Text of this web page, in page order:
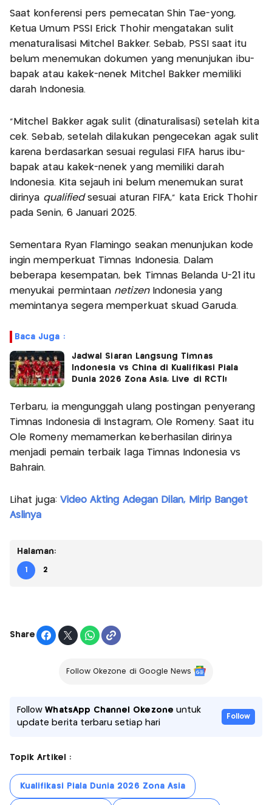
Saat konferensi pers pemecatan Shin Tae-yong,
Ketua Umum PSSI Erick Thohir mengatakan sulit
menaturalisasi Mitchel Bakker. Sebab, PSSI saat itu
belum menemukan dokumen yang menunjukan ibu-
bapak atau kakek-nenek Mitchel Bakker memiliki
darah Indonesia.
“Mitchel Bakker agak sulit (dinaturalisasi) setelah kita
cek. Sebab, setelah dilakukan pengecekan agak sulit
karena berdasarkan sesuai regulasi FIFA harus ibu-
bapak atau kakek-nenek yang memiliki darah
Indonesia. Kita sejauh ini belum menemukan surat
dirinya qualifiedsesuai aturan FIFA,” kata Erick Thohir
pada Senin, 6 Januari 2025.
Sementara Ryan Flamingo seakan menunjukan kode
ingin memperkuat Timnas Indonesia. Dalam
beberapa kesempatan, bek Timnas Belanda U-21 itu
menyukai permintaan netizenIndonesia yang
memintanya segera memperkuat skuad Garuda.
Baca Juga :
Jadwal Siaran Langsung Timnas
Indonesia vs China di Kualifikasi Piala
Dunia 2026 Zona Asia, Live di RCTI!
Terbaru, ia mengunggah ulang postingan penyerang
Timnas Indonesia di Instagram, Ole Romeny. Saat itu
Ole Romeny memamerkan keberhasilan dirinya
menjadi pemain terbaik laga Timnas Indonesia vs
Bahrain.
Lihat juga: Video Akting Adegan Dilan, Mirip Banget
Aslinya
Halaman:
1 2
Share
Follow Okezone di Google News
FollowWhatsApp Channel Okezone untuk
update berita terbaru setiap hari
Follow
Topik Artikel :
Kualifikasi Piala Dunia 2026 Zona Asia